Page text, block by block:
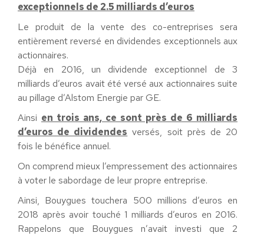
exceptionnels de 2.5 milliards d’euros
Le produit de la vente des co-entreprises sera
entièrement reversé en dividendes exceptionnels aux
actionnaires.
Déjà en 2016, un dividende exceptionnel de 3
milliards d’euros avait été versé aux actionnaires suite
au pillage d’Alstom Energie par GE.
Ainsi en trois ans, ce sont près de 6 milliards
d’euros de dividendes versés, soit près de 20
fois le bénéfice annuel.
On comprend mieux l’empressement des actionnaires
à voter le sabordage de leur propre entreprise.
Ainsi, Bouygues touchera 500 millions d’euros en
2018 après avoir touché 1 milliards d’euros en 2016.
Rappelons que Bouygues n’avait investi que 2